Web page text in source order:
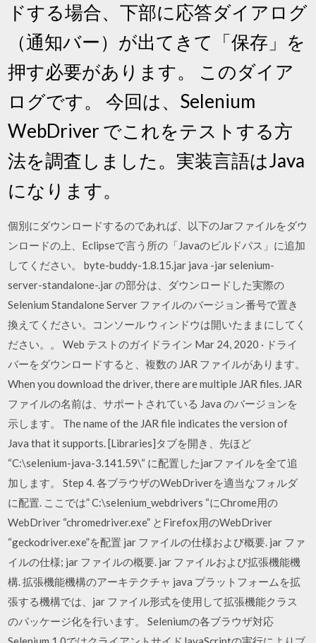
ドする場合、下部に応答ダイアログ
（通知バー）が出てきて「保存」を
押す必要があります。 このダイア
ログです。 今回は、Selenium
WebDriver でこれをテストする方
法を調査しました。実装言語はJava
になります。
個別にダウンロードするのであれば、以下のJarファイルをダウ
ンロードの上、Eclipseで言う所の「Javaのビルドパス」に追加
してください。 byte-buddy-1.8.15.jar java -jar selenium-
server-standalone-.jarの部分は、ダウンロードした実際の
Selenium Standalone Server ファイルのバージョン番号で置き
換えてください。コンソール ウィンドウは開いたままにしてく
ださい。。 Web テストのガイドライン Mar 24, 2020 · ドライ
バーをダウンロードすると、複数の JAR ファイルがあります。
When you download the driver, there are multiple JAR files. JAR
ファイルの名前は、サポートされている Java のバージョンを
示します。 The name of the JAR file indicates the version of
Java that it supports. [Libraries]タブを開き、先ほど
“C:\selenium-java-3.141.59\“ に配置したjarファイルを全て追
加します。 Step 4. 各ブラウザのWebDriverを適当なフォルダ
に配置. ここでは” C:\selenium_webdrivers “にChrome用の
WebDriver “chromedriver.exe” とFirefox用のWebDriver
“geckodriver.exe”を配置 jar ファイルの仕様および概要. jar ファ
イルの仕様; jar ファイルの概要. jar ファイルおよび拡張機能機
構. 拡張機能機構のアーキテクチャ java プラットフォームを拡
張する機構では、jar ファイル形式を使用して拡張機能クラス
のパッケージ化を行います。 Seleniumの各ブラウザ対応